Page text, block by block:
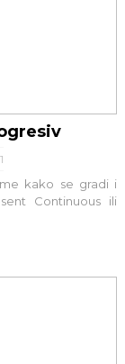
1
kako se gradi i
Continuous ili